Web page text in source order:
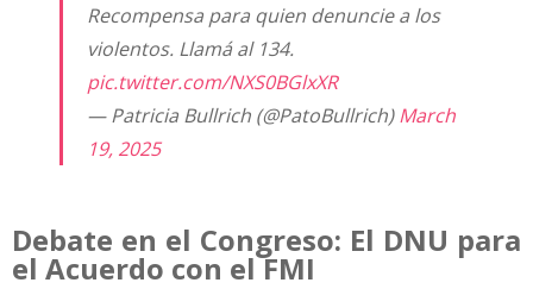
Recompensa para quien denuncie a los
violentos. Llamá al 134.
pic.twitter.com/NXS0BGlxXR
— Patricia Bullrich (@PatoBullrich)March
19, 2025
Debate en el Congreso: El DNU para
el Acuerdo con el FMI